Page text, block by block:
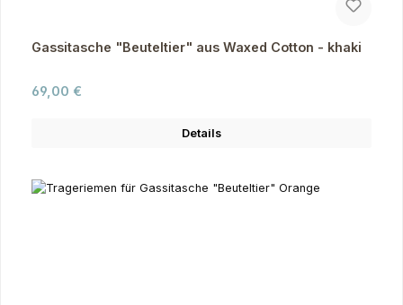
Gassitasche "Beuteltier" aus Waxed Cotton - khaki
Regulärer Preis:
69,00 €
Details